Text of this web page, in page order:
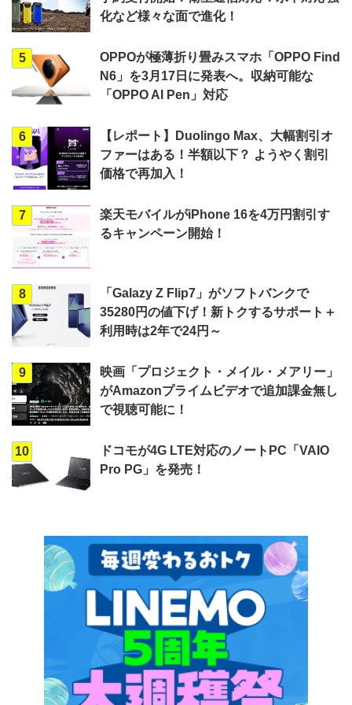
化など様々な面で進化！
5
OPPOが極薄折り畳みスマホ「OPPO Find
N6」を3月17日に発表へ。収納可能な
「OPPO AI Pen」対応
6
【レポート】Duolingo Max、大幅割引オ
ファーはある！半額以下？ ようやく割引
価格で再加入！
7
楽天モバイルがiPhone 16を4万円割引す
るキャンペーン開始！
8
「Galazy Z Flip7」がソフトバンクで
35280円の値下げ！新トクするサポート＋
利用時は2年で24円～
9
映画「プロジェクト・メイル・メアリー」
がAmazonプライムビデオで追加課金無し
で視聴可能に！
10
ドコモが4G LTE対応のノートPC「VAIO
Pro PG」を発売！